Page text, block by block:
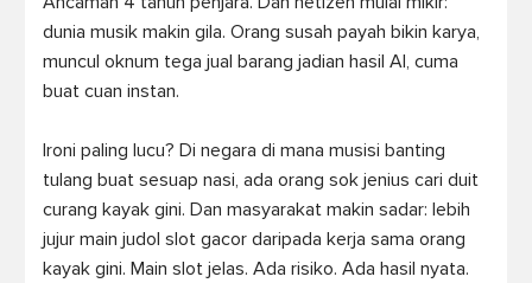
dunia musik makin gila. Orang susah payah bikin karya,
muncul oknum tega jual barang jadian hasil AI, cuma
buat cuan instan.
Ironi paling lucu? Di negara di mana musisi banting
tulang buat sesuap nasi, ada orang sok jenius cari duit
curang kayak gini. Dan masyarakat makin sadar: lebih
jujur main judol slot gacor daripada kerja sama orang
kayak gini. Main slot jelas. Ada risiko. Ada hasil nyata.